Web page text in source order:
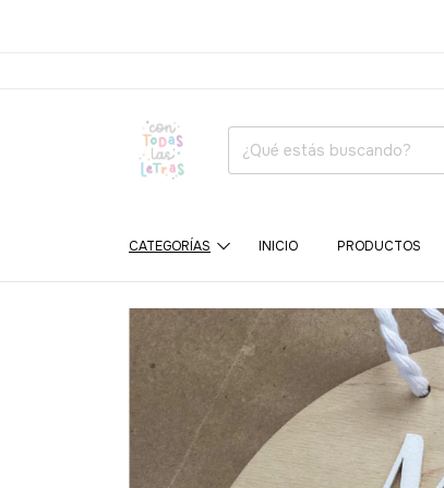
CATEGORÍAS INICIO PRODUCTOS